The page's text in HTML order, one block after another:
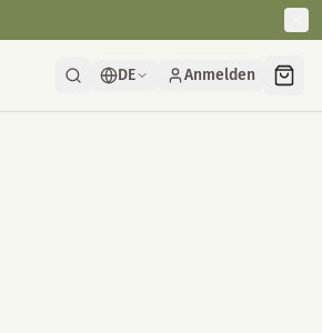
DE Anmelden